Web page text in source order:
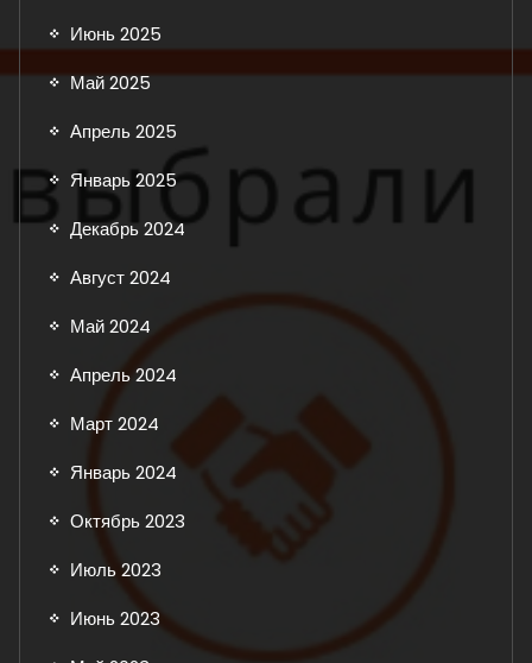
Июнь 2025
Май 2025
Апрель 2025
Январь 2025
Декабрь 2024
Август 2024
Май 2024
Апрель 2024
Март 2024
Январь 2024
Октябрь 2023
Июль 2023
Июнь 2023